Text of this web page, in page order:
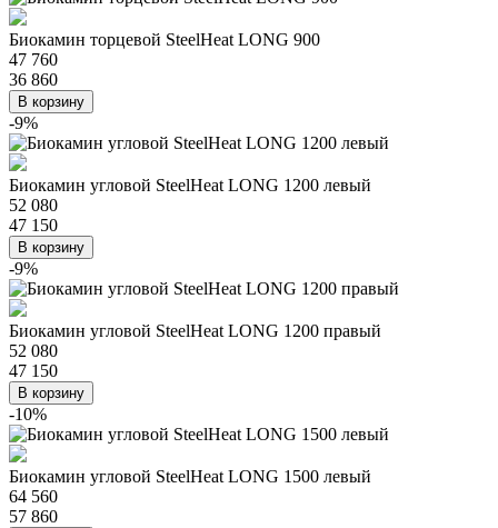
Биокамин торцевой SteelHeat LONG 900
47 760
36 860
В корзину
-9%
Биокамин угловой SteelHeat LONG 1200 левый
52 080
47 150
В корзину
-9%
Биокамин угловой SteelHeat LONG 1200 правый
52 080
47 150
В корзину
-10%
Биокамин угловой SteelHeat LONG 1500 левый
64 560
57 860